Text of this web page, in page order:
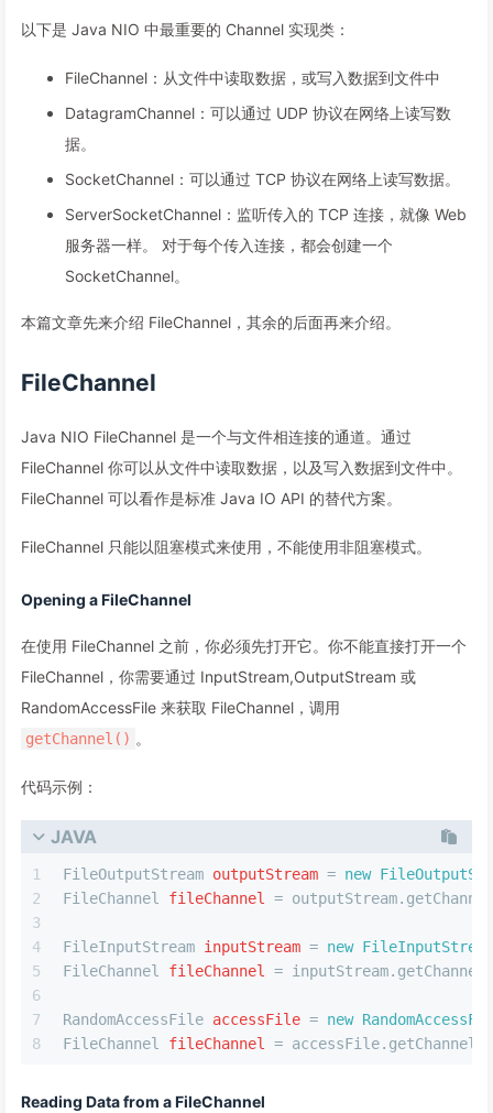
以下是 Java NIO 中最重要的 Channel 实现类：
FileChannel：从文件中读取数据，或写入数据到文件中
DatagramChannel：可以通过 UDP 协议在网络上读写数
据。
SocketChannel：可以通过 TCP 协议在网络上读写数据。
ServerSocketChannel：监听传入的 TCP 连接，就像 Web
服务器一样。 对于每个传入连接，都会创建一个
SocketChannel。
本篇文章先来介绍 FileChannel，其余的后面再来介绍。
FileChannel
Java NIO FileChannel 是一个与文件相连接的通道。通过
FileChannel 你可以从文件中读取数据，以及写入数据到文件中。
FileChannel 可以看作是标准 Java IO API 的替代方案。
FileChannel 只能以阻塞模式来使用，不能使用非阻塞模式。
Opening a FileChannel
在使用 FileChannel 之前，你必须先打开它。你不能直接打开一个
FileChannel，你需要通过 InputStream,OutputStream 或
RandomAccessFile 来获取 FileChannel，调用
getChannel() 。
代码示例：
JAVA
1
2
3
4
5
6
7
8
FileOutputStream outputStream = new
FileChannel
fileChannel =
FileInputStream inputStream = new FileInputStream
FileChannel
fileChannel =
RandomAccessFile accessFile = new
FileChannel
fileChannel =
Reading Data from a FileChannel